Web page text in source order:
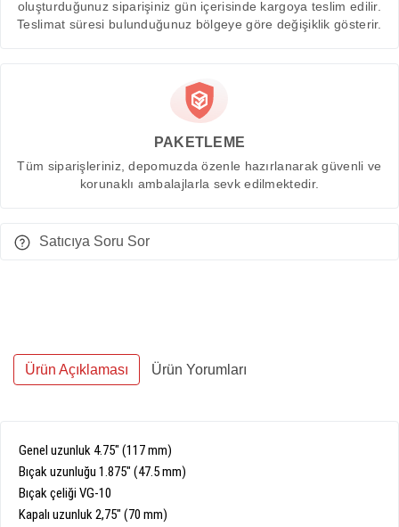
oluşturduğunuz siparişiniz gün içerisinde kargoya teslim edilir.
Teslimat süresi bulunduğunuz bölgeye göre değişiklik gösterir.
PAKETLEME
Tüm siparişleriniz, depomuzda özenle hazırlanarak güvenli ve
korunaklı ambalajlarla sevk edilmektedir.
Satıcıya Soru Sor
Ürün Açıklaması Ürün Yorumları
Genel uzunluk 4.75" (117mm)
Bıçakuzunluğu 1.875" (47.5mm)
Bıçakçeliği VG-10
Kapalı uzunluk2,75" (70 mm)